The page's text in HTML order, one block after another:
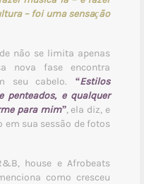
– foi uma sensação
não se limita apenas
nova fase encontra
seu cabelo. “Estilos
penteados, e qualquer
para mim”, ela diz, e
em sua sessão de fotos
house e Afrobeats
como cresceu